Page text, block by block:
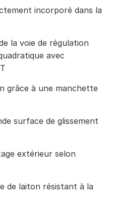
incorporé dans la
la voie de régulation
avec
grâce à une manchette
surface de glissement
extérieur selon
de laiton résistant à la